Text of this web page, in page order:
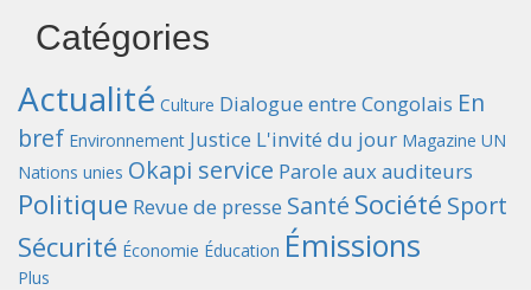
Catégories
Actualité Culture Dialogue entre Congolais En
bref Environnement Justice L'invité du jour Magazine UN
Nations unies Okapi service Parole aux auditeurs
Politique Revue de presse Santé Société Sport
Sécurité Économie Éducation Émissions
Plus